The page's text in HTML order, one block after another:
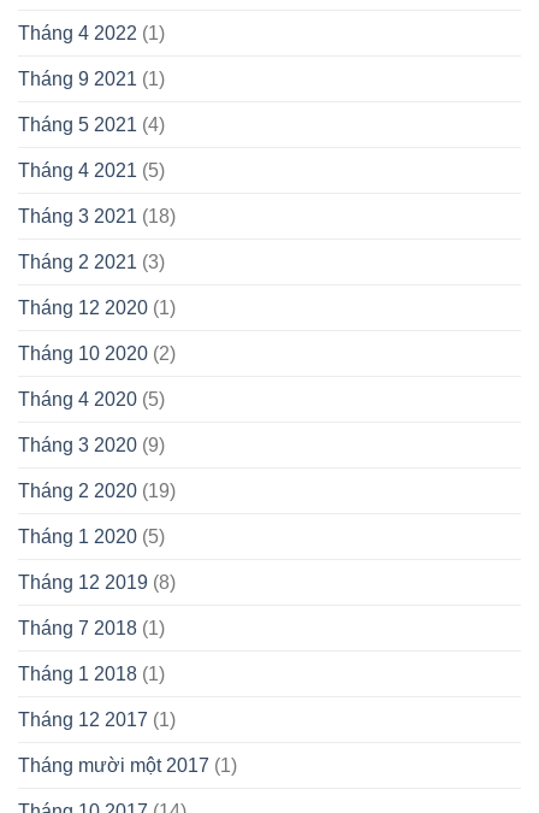
Tháng 4 2022 (1)
Tháng 9 2021 (1)
Tháng 5 2021 (4)
Tháng 4 2021 (5)
Tháng 3 2021 (18)
Tháng 2 2021 (3)
Tháng 12 2020 (1)
Tháng 10 2020 (2)
Tháng 4 2020 (5)
Tháng 3 2020 (9)
Tháng 2 2020 (19)
Tháng 1 2020 (5)
Tháng 12 2019 (8)
Tháng 7 2018 (1)
Tháng 1 2018 (1)
Tháng 12 2017 (1)
Tháng mười một 2017 (1)